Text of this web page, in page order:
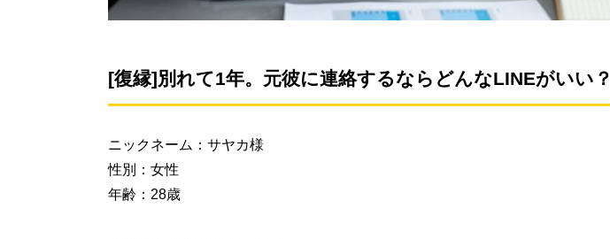
[復縁]別れて1年。元彼に連絡するならどんなLINEがいい？
ニックネーム：サヤカ様
性別：女性
年齢：28歳